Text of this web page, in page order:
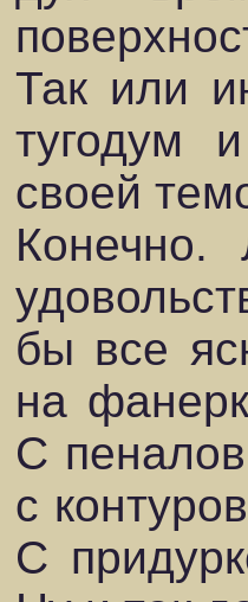
Так или
тугодум
своей
бы все
на
С
с
С